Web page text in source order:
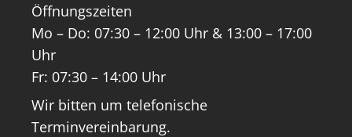
Öffnungszeiten
Mo – Do: 07:30 – 12:00 Uhr & 13:00 – 17:00
Uhr
Fr: 07:30 – 14:00 Uhr
Wir bitten um telefonische
Terminvereinbarung.